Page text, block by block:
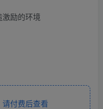
励的环境
付费后查看